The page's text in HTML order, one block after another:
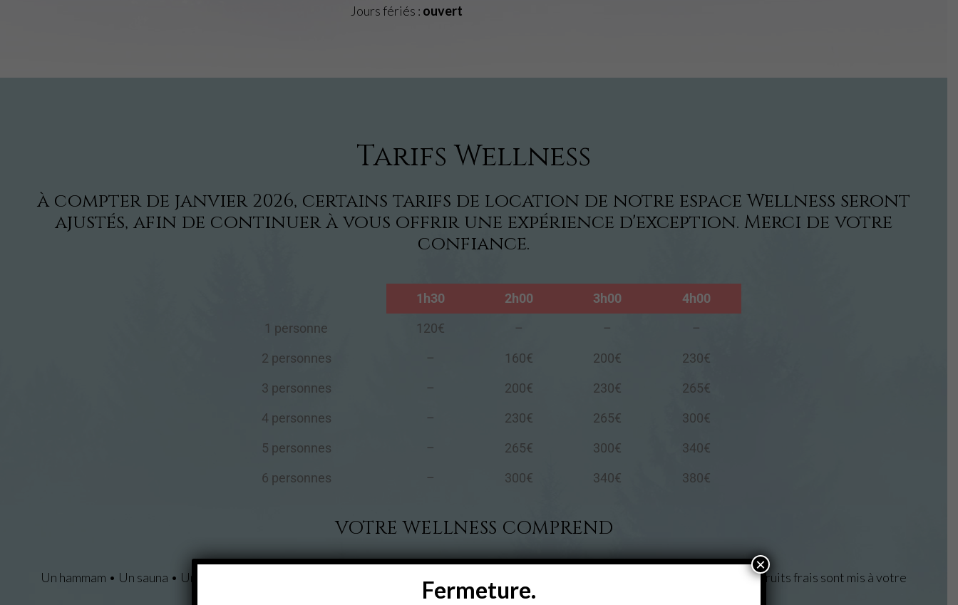
Jours fériés : ouvert
Tarifs Wellness
à compter de janvier 2026, certains tarifs de location de notre espace Wellness seront
ajustés, afin de continuer à vous offrir une expérience d'exception. Merci de votre
confiance.
1h30 2h00 3h00
4h00
1 personne
120€ – –
–
2 personnes
– 160€ 200€
230€
3 personnes
– 200€ 230€
265€
4 personnes
– 230€ 265€
300€
5 personnes
– 265€ 300€
340€
6 personnes
– 300€ 340€ 380€
VOTRE WELLNESS COMPREND
Un hammam • Un sauna • Une piscine • Un jacuzzi • Banquettes Infra-Rouge • Un espace repos et son mur de sel (thé, café, biscuits, fruits frais sont mis à votre
disposition) • Une terrasse privée
Fermeture.
×